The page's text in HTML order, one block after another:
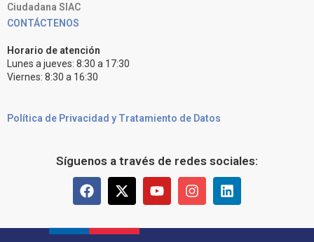
Ciudadana SIAC
CONTÁCTENOS
Horario de atención
Lunes a jueves: 8:30 a 17:30
Viernes: 8:30 a 16:30
Política de Privacidad y Tratamiento de Datos
Síguenos a través de redes sociales: